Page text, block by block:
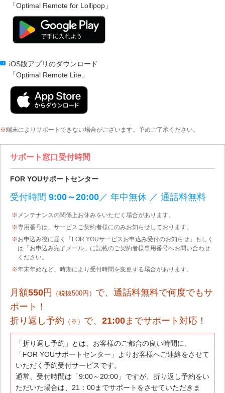
「Optimal Remote for Lollipop」
iOS版アプリのダウンロード
「Optimal Remote Lite」
※端末によりサポートできない場合がございます。予めご了承ください。
サポート窓口受付時間
FOR YOUサポートセンター
受付時間 9:00～20:00／ 年中無休 ／ 通話料無料
※ メンテナンスの関係上お休みをいただく場合があります。
※専用番号は、サービスご契約者様にのみお知らせしております。
※お申込み後に届く「FOR YOUサービスお申込み受付のお知らせ」もしく
は「お申込み完了メール」に記載のご契約者様専用番号へお問い合わせ
ください。
※年末年始など、時期により受付時間を変更する場合があります。
月額550円 （税抜500円） で、通話料無料で何度でもサ
ポート！
折り返し予約 （※） で、 21:00までサポート対応！
「折り返し予約」とは、お客様のご都合の良い時間に、
「FOR YOUサポートセンター」よりお客様へご連絡をさせて
いただく予約受付サービスです。
通常、受付時間は「9:00～20:00」ですが、折り返し予約をい
ただいた場合は、21：00までサポートをさせていただきま